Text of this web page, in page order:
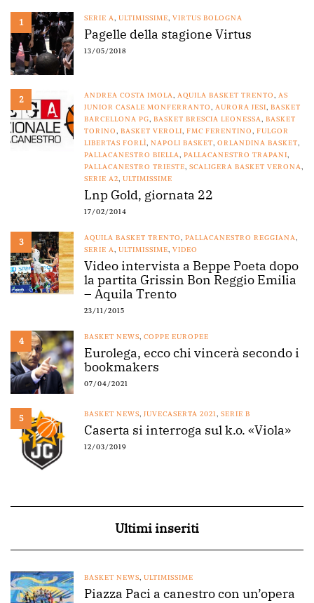
1 SERIE A, ULTIMISSIME, VIRTUS BOLOGNA
Pagelle della stagione Virtus
13/05/2018
2 ANDREA COSTA IMOLA, AQUILA BASKET TRENTO, AS
JUNIOR CASALE MONFERRANTO, AURORA JESI, BASKET
BARCELLONA PG, BASKET BRESCIA LEONESSA, BASKET
TORINO, BASKET VEROLI, FMC FERENTINO, FULGOR
LIBERTAS FORLÌ, NAPOLI BASKET, ORLANDINA BASKET,
PALLACANESTRO BIELLA, PALLACANESTRO TRAPANI,
PALLACANESTRO TRIESTE, SCALIGERA BASKET VERONA,
SERIE A2, ULTIMISSIME
Lnp Gold, giornata 22
17/02/2014
3 AQUILA BASKET TRENTO, PALLACANESTRO REGGIANA,
SERIE A, ULTIMISSIME, VIDEO
Video intervista a Beppe Poeta dopo
la partita Grissin Bon Reggio Emilia
– Aquila Trento
23/11/2015
4 BASKET NEWS, COPPE EUROPEE
Eurolega, ecco chi vincerà secondo i
bookmakers
07/04/2021
5 BASKET NEWS, JUVECASERTA 2021, SERIE B
Caserta si interroga sul k.o. «Viola»
12/03/2019
Ultimi inseriti
BASKET NEWS, ULTIMISSIME
Piazza Paci a canestro con un’opera